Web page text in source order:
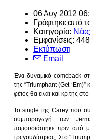
06 Αυγ 2012
Γράφτηκε από
Κατηγορία:
Εμφανίσεις:
Εκτύπωση
Email
Ένα δυναμικόcomeback
της “Triumphant (Get ‘Em)”
φέτος θα είναι και κριτής
Το single τηςCarey που
συμπαραγωγή των
παρουσιάστηκε πριν από
τραγουδίστριας, Στο "